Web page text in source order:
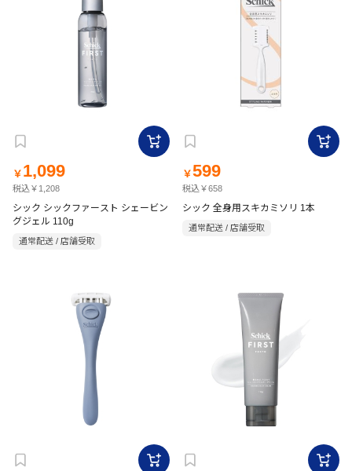
￥ 1,099
税込￥1,208
シック シックファースト シェービン
グジェル 110g
通常配送 / 店舗受取
￥599
税込￥658
シック 全身用スキカミソリ 1本
通常配送 / 店舗受取